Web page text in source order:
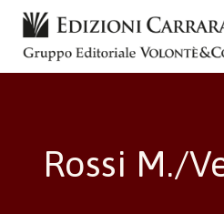
Salta
contenuto
Rossi M./